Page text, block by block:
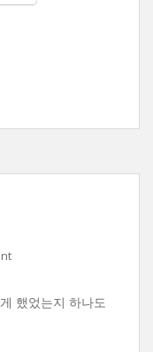
했었는지 하나도